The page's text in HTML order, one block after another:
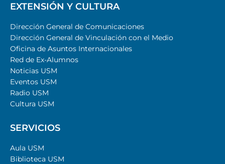
EXTENSIÓN Y CULTURA
Dirección General de Comunicaciones
Dirección General de Vinculación con el Medio
Oficina de Asuntos Internacionales
Red de Ex-Alumnos
Noticias USM
Eventos USM
Radio USM
Cultura USM
SERVICIOS
Aula USM
Biblioteca USM